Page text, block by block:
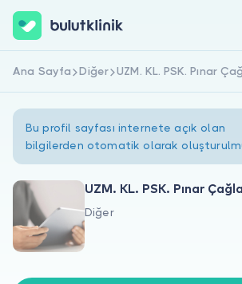
Hakkımızda
Hemen Kaydol
Ana Sayfa Diğer UZM. KL. PSK. Pınar
Bu profil sayfası internete açık olan
bilgilerden otomatik olarak
UZM. KL. PSK. Pınar
Diğer